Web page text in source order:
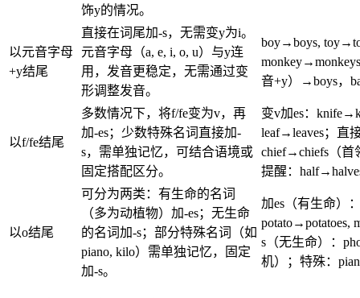
饰y的情况。
以元音字母
+y结尾
直接在词尾加-s，无需变y为i。
元音字母（a, e, i, o, u）与y连
用，发音更稳定，无需通过变
形调整发音。
boy→boys,
音+y）→boys，
以f/fe结尾
多数情况下，将f/fe变为v，再
加-es；少数特殊名词直接加-
s，需单独记忆，可结合语境或
固定搭配区分。
变v加es：
leaf→leaves；直
chief→chiefs（首
提醒：
以o结尾
可分为两类：有生命的名词
（多为动植物）加-es；无生命
的名词加-s；部分特殊名词（如
piano, kilo）需单独记忆，固定
加-s。
加es（有生命）
potato→potatoes,
s（无生命）：
机）；特殊：